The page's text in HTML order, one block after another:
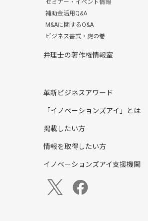
セミナー・イベント情報
補助金活用Q&A
M&Aに関するQ&A
ビジネス書式・虎の巻
弁理士の著作権情報室
革新ビジネスアワード
「イノベーションズアイ」とは
掲載したい方
情報を取得したい方
イノベーションズアイ支援機関